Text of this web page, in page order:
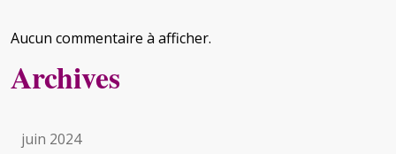
Aucun commentaire à afficher.
Archives
juin 2024